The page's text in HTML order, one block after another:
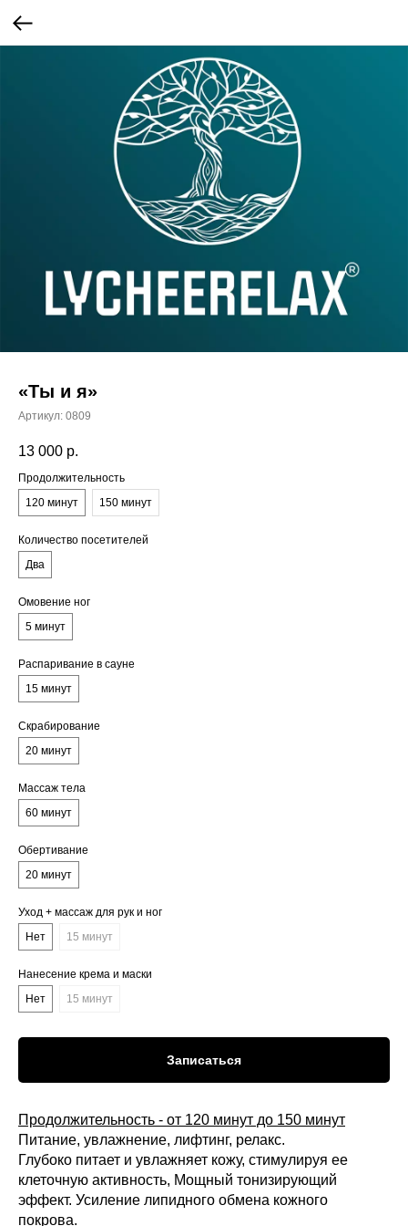
«Ты и я»
Артикул: 0809
13 000 р.
Продолжительность
120 минут
150 минут
Количество посетителей
Два
Омовение ног
5 минут
Распаривание в сауне
15 минут
Скрабирование
20 минут
Массаж тела
60 минут
Обертивание
20 минут
Уход + массаж для рук и ног
Нет
15 минут
Нанесение крема и маски
Нет
15 минут
Записаться
Продолжительность - от 120 минут до 150 минут
Питание, увлажнение, лифтинг, релакс.
Глубоко питает и увлажняет кожу, стимулируя ее
клеточную активность, Мощный тонизирующий
эффект. Усиление липидного обмена кожного
покрова.